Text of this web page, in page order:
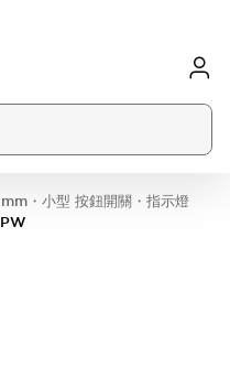
・小型 按鈕開關・指示燈